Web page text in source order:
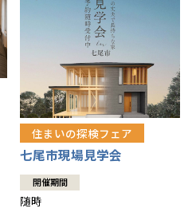
住まいの探検フェア
七尾市現場見学会
開催期間
随時